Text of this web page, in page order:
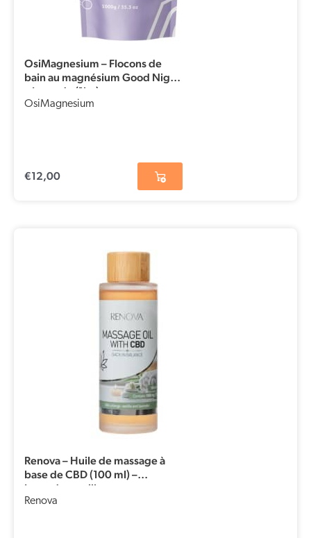
OsiMagnesium – Flocons de
bain au magnésium Good Night
– Lavande (1kg)
OsiMagnesium
€12,00
Renova – Huile de massage à
base de CBD (100 ml) –
Lavande, vanille et orange
Renova